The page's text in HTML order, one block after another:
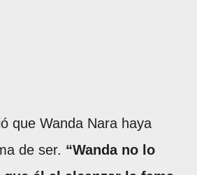
que Wanda Nara haya
de ser. “Wanda no lo